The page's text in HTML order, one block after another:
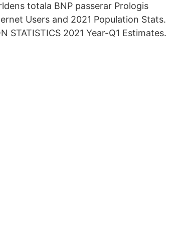
totala BNP passerar Prologis
Users and 2021 Population Stats.
STATISTICS 2021 Year-Q1 Estimates.